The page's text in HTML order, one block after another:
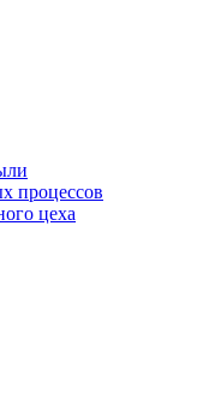
процессов
цеха